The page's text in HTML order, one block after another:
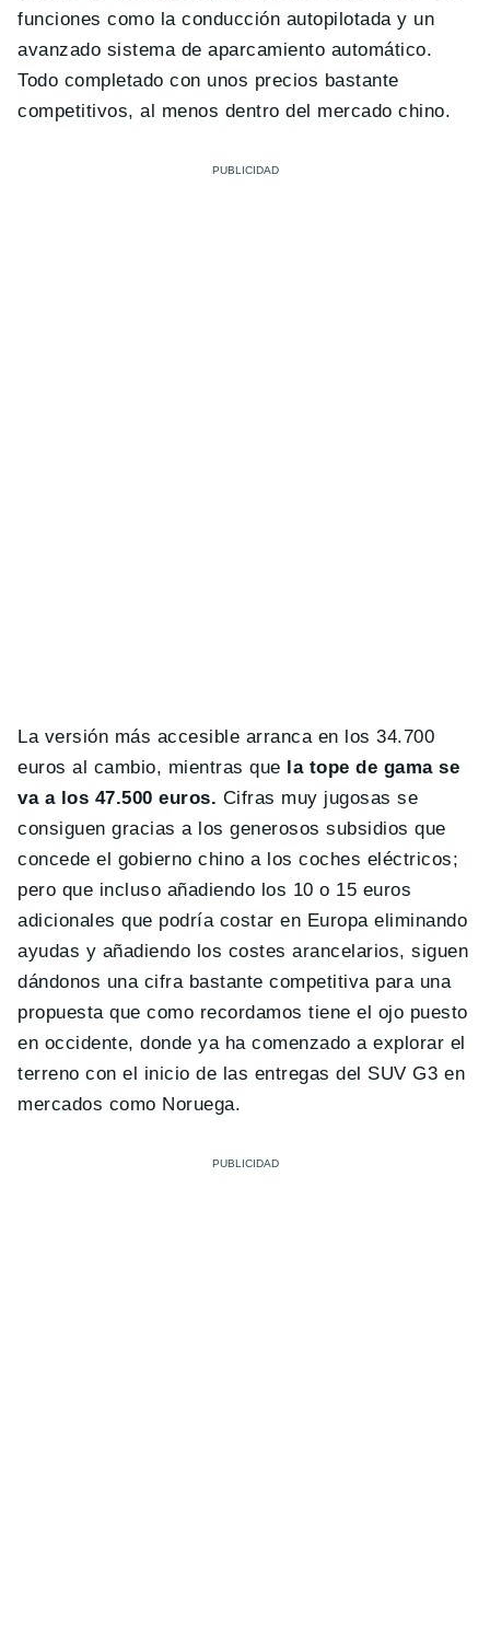
funciones como la conducción autopilotada y un
avanzado sistema de aparcamiento automático.
Todo completado con unos precios bastante
competitivos, al menos dentro del mercado chino.
La versión más accesible arranca en los 34.700
euros al cambio, mientras que la tope de gama se
va a los 47.500 euros. Cifras muy jugosas se
consiguen gracias a los generosos subsidios que
concede el gobierno chino a los coches eléctricos;
pero que incluso añadiendo los 10 o 15 euros
adicionales que podría costar en Europa eliminando
ayudas y añadiendo los costes arancelarios, siguen
dándonos una cifra bastante competitiva para una
propuesta que como recordamos tiene el ojo puesto
en occidente, donde ya ha comenzado a explorar el
terreno con el inicio de las entregas del SUV G3 en
mercados como Noruega.